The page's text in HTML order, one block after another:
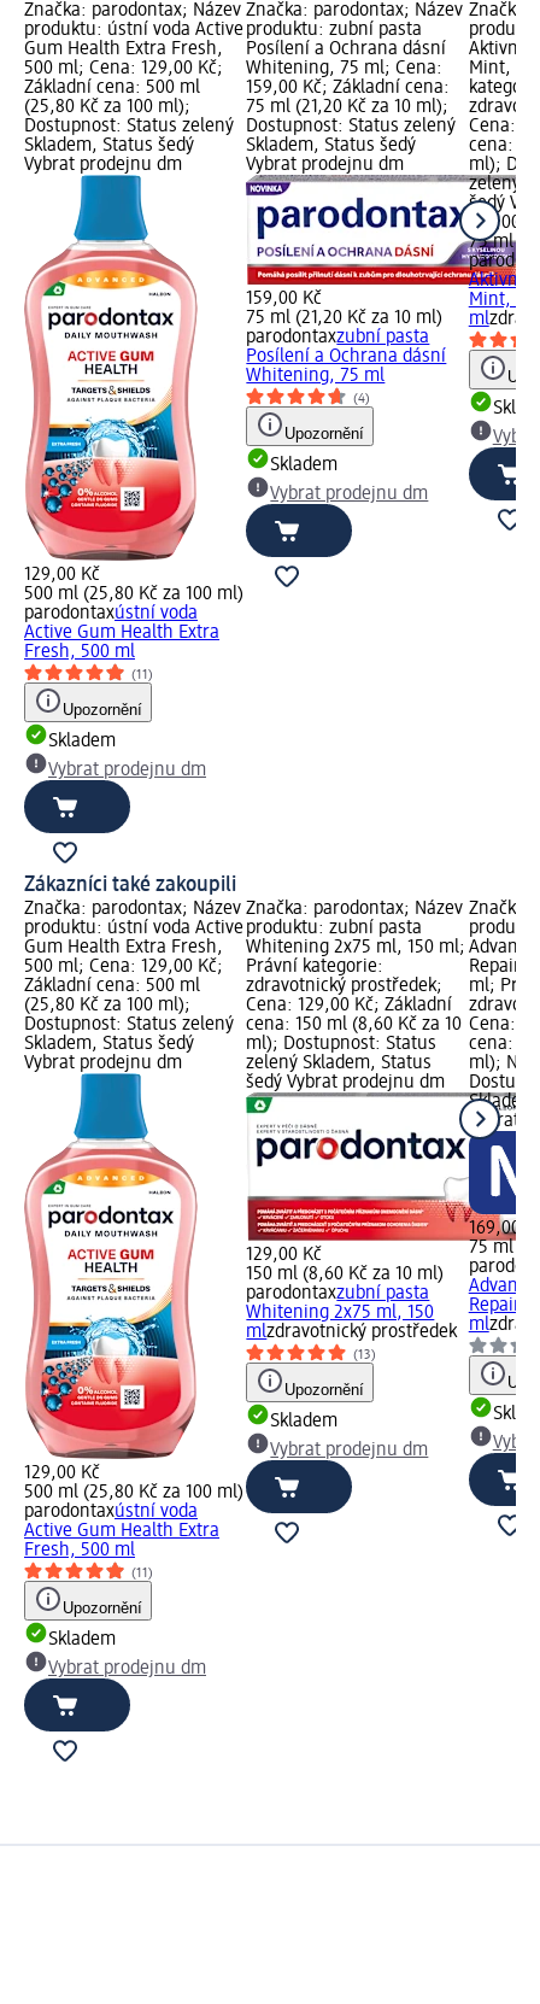
Značka: parodontax; Název
produktu: ústní voda Active
Gum Health Extra Fresh,
500 ml; Cena: 129,00 Kč;
Základní cena: 500 ml
(25,80 Kč za 100 ml);
Dostupnost: Status zelený
Skladem, Status šedý
Vybrat prodejnu dm
129,00 Kč
500 ml (25,80 Kč za 100 ml)
parodontaxústní voda
Active Gum Health Extra
Fresh, 500 ml
(11)
Upozornění
Skladem
Vybrat prodejnu dm
Značka: parodontax; Název
produktu: zubní pasta
Posílení a Ochrana dásní
Whitening, 75 ml; Cena:
159,00 Kč; Základní cena:
75 ml (21,20 Kč za 10 ml);
Dostupnost: Status zelený
Skladem, Status šedý
Vybrat prodejnu dm
159,00 Kč
75 ml (21,20 Kč za 10 ml)
parodontaxzubní pasta
Posílení a Ochrana dásní
Whitening, 75 ml
(4)
Upozornění
Skladem
Vybrat prodejnu dm
Značka:
Aktivní
Mint, 75
Cena:
cena: 75
ml);
zelený
šedý
159,00
75 ml
Aktivní
Mint, 75
ml
Zákazníci také zakoupili
Značka: parodontax; Název
produktu: ústní voda Active
Gum Health Extra Fresh,
500 ml; Cena: 129,00 Kč;
Základní cena: 500 ml
(25,80 Kč za 100 ml);
Dostupnost: Status zelený
Skladem, Status šedý
Vybrat prodejnu dm
129,00 Kč
500 ml (25,80 Kč za 100 ml)
parodontaxústní voda
Active Gum Health Extra
Fresh, 500 ml
(11)
Upozornění
Skladem
Vybrat prodejnu dm
Značka: parodontax; Název
produktu: zubní pasta
Whitening 2x75 ml, 150 ml;
Právní kategorie:
zdravotnický prostředek;
Cena: 129,00 Kč; Základní
cena: 150 ml (8,60 Kč za 10
ml); Dostupnost: Status
zelený Skladem, Status
šedý Vybrat prodejnu dm
129,00 Kč
150 ml (8,60 Kč za 10 ml)
parodontaxzubní pasta
Whitening 2x75 ml, 150
mlzdravotnický prostředek
(13)
Upozornění
Skladem
Vybrat prodejnu dm
Značka:
Repair
ml;
Cena:
cena: 75
ml);
Vybrat
169,00
75 ml
ml